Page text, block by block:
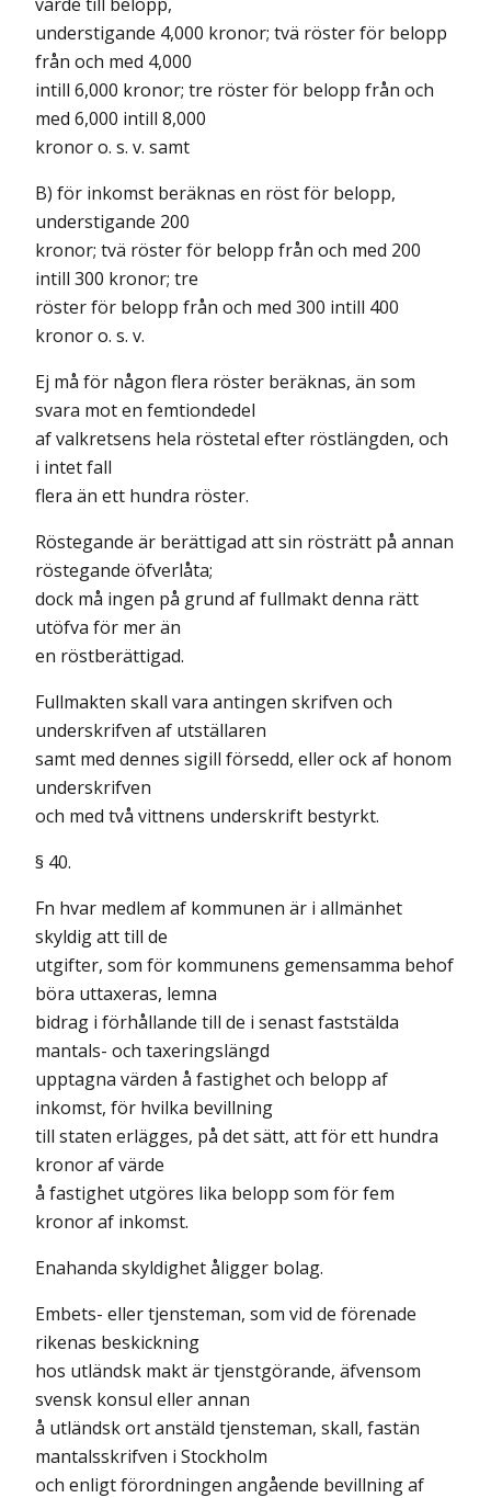
understigande 4,000 kronor; tvä röster för belopp
från och med 4,000
intill 6,000 kronor; tre röster för belopp från och
med 6,000 intill 8,000
kronor o. s. v. samt
B) för inkomst beräknas en röst för belopp,
understigande 200
kronor; tvä röster för belopp från och med 200
intill 300 kronor; tre
röster för belopp från och med 300 intill 400
kronor o. s. v.
Ej må för någon flera röster beräknas, än som
svara mot en femtiondedel
af valkretsens hela röstetal efter röstlängden, och
i intet fall
flera än ett hundra röster.
Röstegande är berättigad att sin rösträtt på annan
röstegande öfverlåta;
dock må ingen på grund af fullmakt denna rätt
utöfva för mer än
en röstberättigad.
Fullmakten skall vara antingen skrifven och
underskrifven af utställaren
samt med dennes sigill försedd, eller ock af honom
underskrifven
och med två vittnens underskrift bestyrkt.
§ 40.
Fn hvar medlem af kommunen är i allmänhet
skyldig att till de
utgifter, som för kommunens gemensamma behof
böra uttaxeras, lemna
bidrag i förhållande till de i senast faststälda
mantals- och taxeringslängd
upptagna värden å fastighet och belopp af
inkomst, för hvilka bevillning
till staten erlägges, på det sätt, att för ett hundra
kronor af värde
å fastighet utgöres lika belopp som för fem
kronor af inkomst.
Enahanda skyldighet åligger bolag.
Embets- eller tjensteman, som vid de förenade
rikenas beskickning
hos utländsk makt är tjenstgörande, äfvensom
svensk konsul eller annan
å utländsk ort anstäld tjensteman, skall, fastän
mantalsskrifven i Stockholm
och enligt förordningen angående bevillning af